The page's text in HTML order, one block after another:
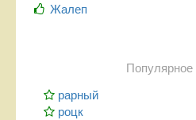
Жалеп
Популярное
рарный
роцк